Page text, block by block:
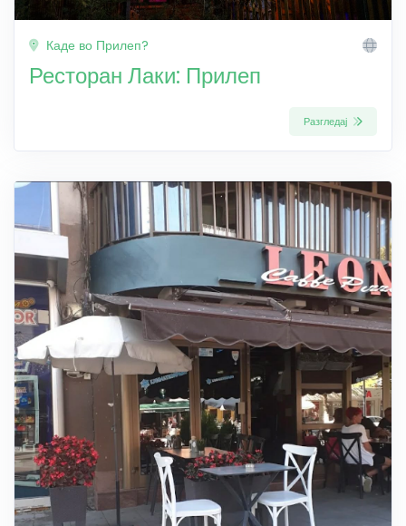
Каде во Прилеп?
Ресторан Лаки: Прилеп
Разгледај